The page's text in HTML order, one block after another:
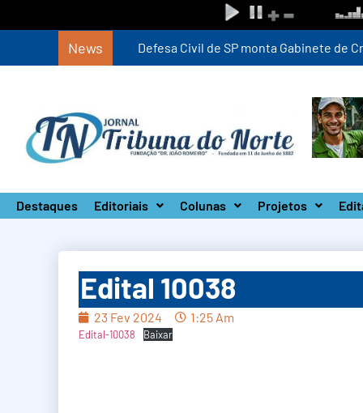
News Defesa Civil de SP monta Gabinete de
Destaques Editoriais Colunas Projetos
Edital 10038
23 Fev 2024 1:25 Am
Edital-10038 Baixar